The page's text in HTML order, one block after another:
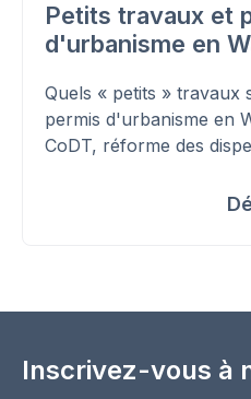
Petits travaux et
d'urbanisme en
Quels « petits » travaux
permis d'urbanisme en
CoDT, réforme des
Inscrivez-vous à